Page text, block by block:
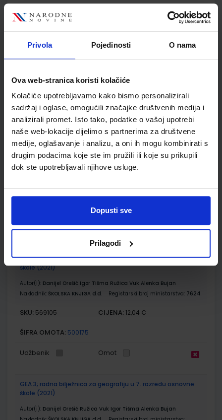
Privola Pojedinosti O nama
Ova web-stranica koristi kolačiće
Kolačiće upotrebljavamo kako bismo personalizirali
sadržaj i oglase, omogućili značajke društvenih medija i
analizirali promet. Isto tako, podatke o vašoj upotrebi
naše web-lokacije dijelimo s partnerima za društvene
medije, oglašavanje i analizu, a oni ih mogu kombinirati s
drugim podacima koje ste im pružili ili koje su prikupili
dok ste upotrebljavali njihove usluge.
Dopusti sve
Prilagodi
KEMIJA 7; udžbenik iz kemije za sedmi razred osnovne škole
Autor(i):Mamić Mrvoš-Sermek Peradinović Ribarić
Nakladnik:ALFA d.d. Registarski broj ministarstva: 6086
SKU:556218
ŠIFRA OMOTA: 500160
Udžbenik Omot
KEMIJA 7; radna bilježnica iz kemije za sedmi razred
osnovne škole
Autor(i):Mamić Mrvoš-Sermeki Peradinović Ribarić
Nakladnik:ALFA d.d. Registarski broj ministarstva:
SKU:556482 CIJENA:12,00 €
Udžbenik Omot
GEA 3; udžbenik geografije u sedmom razredu osnovne
škole (2021)
Autor(i): Danijel Orešić Igor Tišma Ružica Vuk Alenka Bujan
Nakladnik: ŠKOLSKA KNJIGA d.d. Registarski broj ministarstva: 7624
SKU: 569105 CIJENA: 12,04 €
ŠIFRA OMOTA: 500175
Udžbenik Omot
GEA 3; radna bilježnica za geografiju u 7. razredu osnovne
škole (2021)
Autor(i): Danijel Orešić Ružica Vuk Igor Tišma Alenka Bujan